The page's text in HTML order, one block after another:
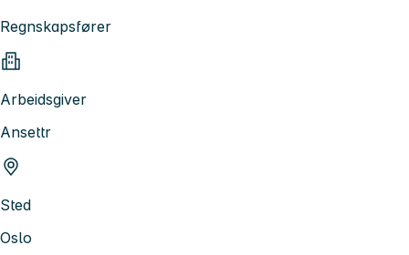
Regnskapsfører
Arbeidsgiver
Ansettr
Sted
Oslo